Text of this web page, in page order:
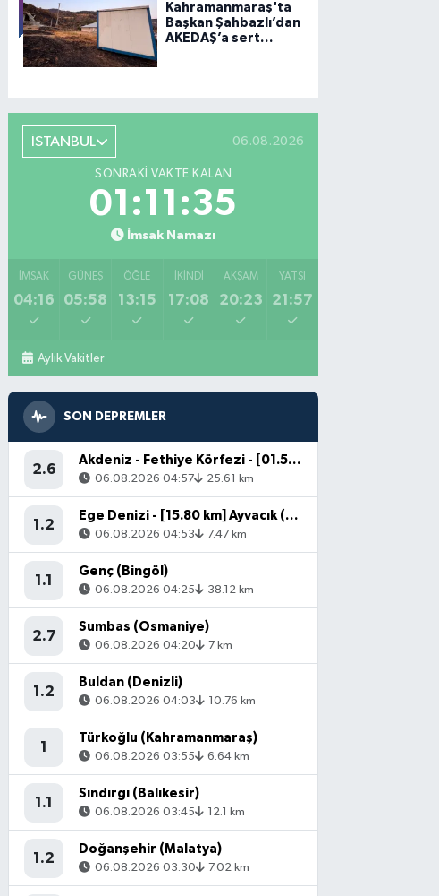
Kahramanmaraş'ta
Başkan Şahbazlı’dan
AKEDAŞ’a sert
İSTANBUL 06.08.2026
SONRAKI VAKTE KALAN
01:11:34
İmsak Namazı
İMSAK
04:16
GÜNEŞ
05:58
ÖĞLE
13:15
İKINDI
17:08
AKŞAM
20:23
YATSI
21:57
Aylık Vakitler
SON DEPREMLER
2.6
Akdeniz - Fethiye Körfezi - [01.57 km] Fethiye (Muğla)
06.08.2026 04:57 25.61 km
1.2
Ege Denizi - [15.80 km] Ayvacık (Çanakkale)
06.08.2026 04:53 7.47 km
1.1
Genç (Bingöl)
06.08.2026 04:25 38.12 km
2.7
Sumbas (Osmaniye)
06.08.2026 04:20 7 km
1.2
Buldan (Denizli)
06.08.2026 04:03 10.76 km
1
Türkoğlu (Kahramanmaraş)
06.08.2026 03:55 6.64 km
1.1
Sındırgı (Balıkesir)
06.08.2026 03:45 12.1 km
1.2
Doğanşehir (Malatya)
06.08.2026 03:30 7.02 km